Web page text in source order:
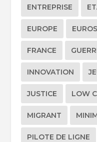
ENTREPRISE
EUROPE
FRANCE
INNOVATION
JUSTICE LOW
MIGRANT
PILOTE DE LIGNE